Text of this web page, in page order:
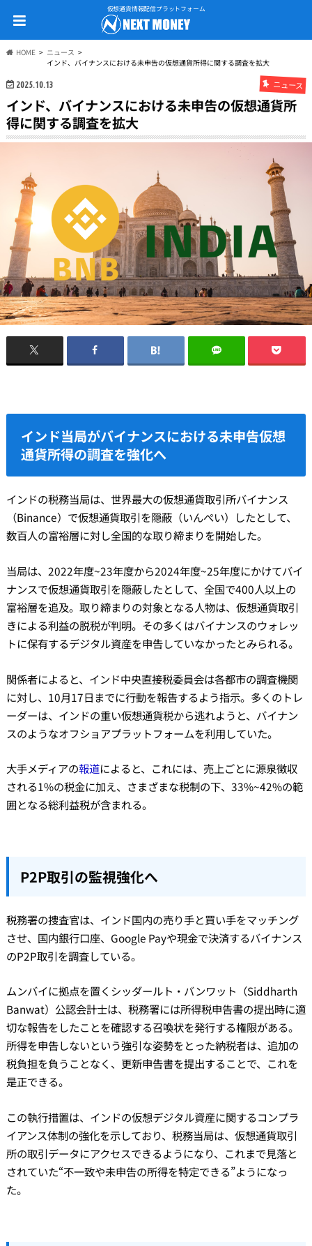
仮想通貨情報配信プラットフォーム
HOME
ニュース
インド、バイナンスにおける未申告の仮想通貨所得に関する調査を拡大
2025.10.13 ニュース
インド、バイナンスにおける未申告の仮想通貨所
得に関する調査を拡大
インド当局がバイナンスにおける未申告仮想
通貨所得の調査を強化へ
インドの税務当局は、世界最大の仮想通貨取引所バイナンス
（Binance）で仮想通貨取引を隠蔽（いんぺい）したとして、
数百人の富裕層に対し全国的な取り締まりを開始した。
当局は、2022年度~23年度から2024年度~25年度にかけてバイ
ナンスで仮想通貨取引を隠蔽したとして、全国で400人以上の
富裕層を追及。取り締まりの対象となる人物は、仮想通貨取引
きによる利益の脱税が判明。その多くはバイナンスのウォレッ
トに保有するデジタル資産を申告していなかったとみられる。
関係者によると、インド中央直接税委員会は各都市の調査機関
に対し、10月17日までに行動を報告するよう指示。多くのトレ
ーダーは、インドの重い仮想通貨税から逃れようと、バイナン
スのようなオフショアプラットフォームを利用していた。
大手メディアの報道によると、これには、売上ごとに源泉徴収
される1%の税金に加え、さまざまな税制の下、33%~42%の範
囲となる総利益税が含まれる。
P2P取引の監視強化へ
税務署の捜査官は、インド国内の売り手と買い手をマッチング
させ、国内銀行口座、Google Payや現金で決済するバイナンス
のP2P取引を調査している。
ムンバイに拠点を置くシッダールト・バンワット（Siddharth
Banwat）公認会計士は、税務署には所得税申告書の提出時に適
切な報告をしたことを確認する召喚状を発行する権限がある。
所得を申告しないという強引な姿勢をとった納税者は、追加の
税負担を負うことなく、更新申告書を提出することで、これを
是正できる。
この執行措置は、インドの仮想デジタル資産に関するコンプラ
イアンス体制の強化を示しており、税務当局は、仮想通貨取引
所の取引データにアクセスできるようになり、これまで見落と
されていた“不一致や未申告の所得を特定できる”ようになっ
た。